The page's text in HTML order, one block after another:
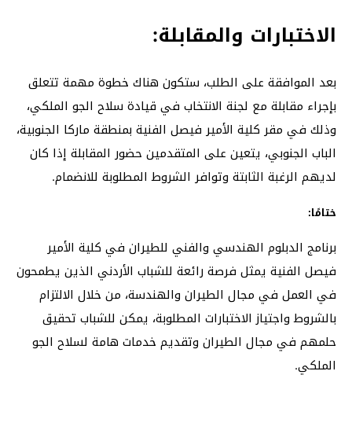
الاختبارات والمقابلة:
بعد الموافقة على الطلب، ستكون هناك خطوة مهمة تتعلق
بإجراء مقابلة مع لجنة الانتخاب في قيادة سلاح الجو الملكي،
وذلك في مقر كلية الأمير فيصل الفنية بمنطقة ماركا الجنوبية،
الباب الجنوبي، يتعين على المتقدمين حضور المقابلة إذا كان
لديهم الرغبة الثابتة وتوافر الشروط المطلوبة للانضمام.
ختامًا:
برنامج الدبلوم الهندسي والفني للطيران في كلية الأمير
فيصل الفنية يمثل فرصة رائعة للشباب الأردني الذين يطمحون
في العمل في مجال الطيران والهندسة، من خلال الالتزام
بالشروط واجتياز الاختبارات المطلوبة، يمكن للشباب تحقيق
حلمهم في مجال الطيران وتقديم خدمات هامة لسلاح الجو
الملكي.